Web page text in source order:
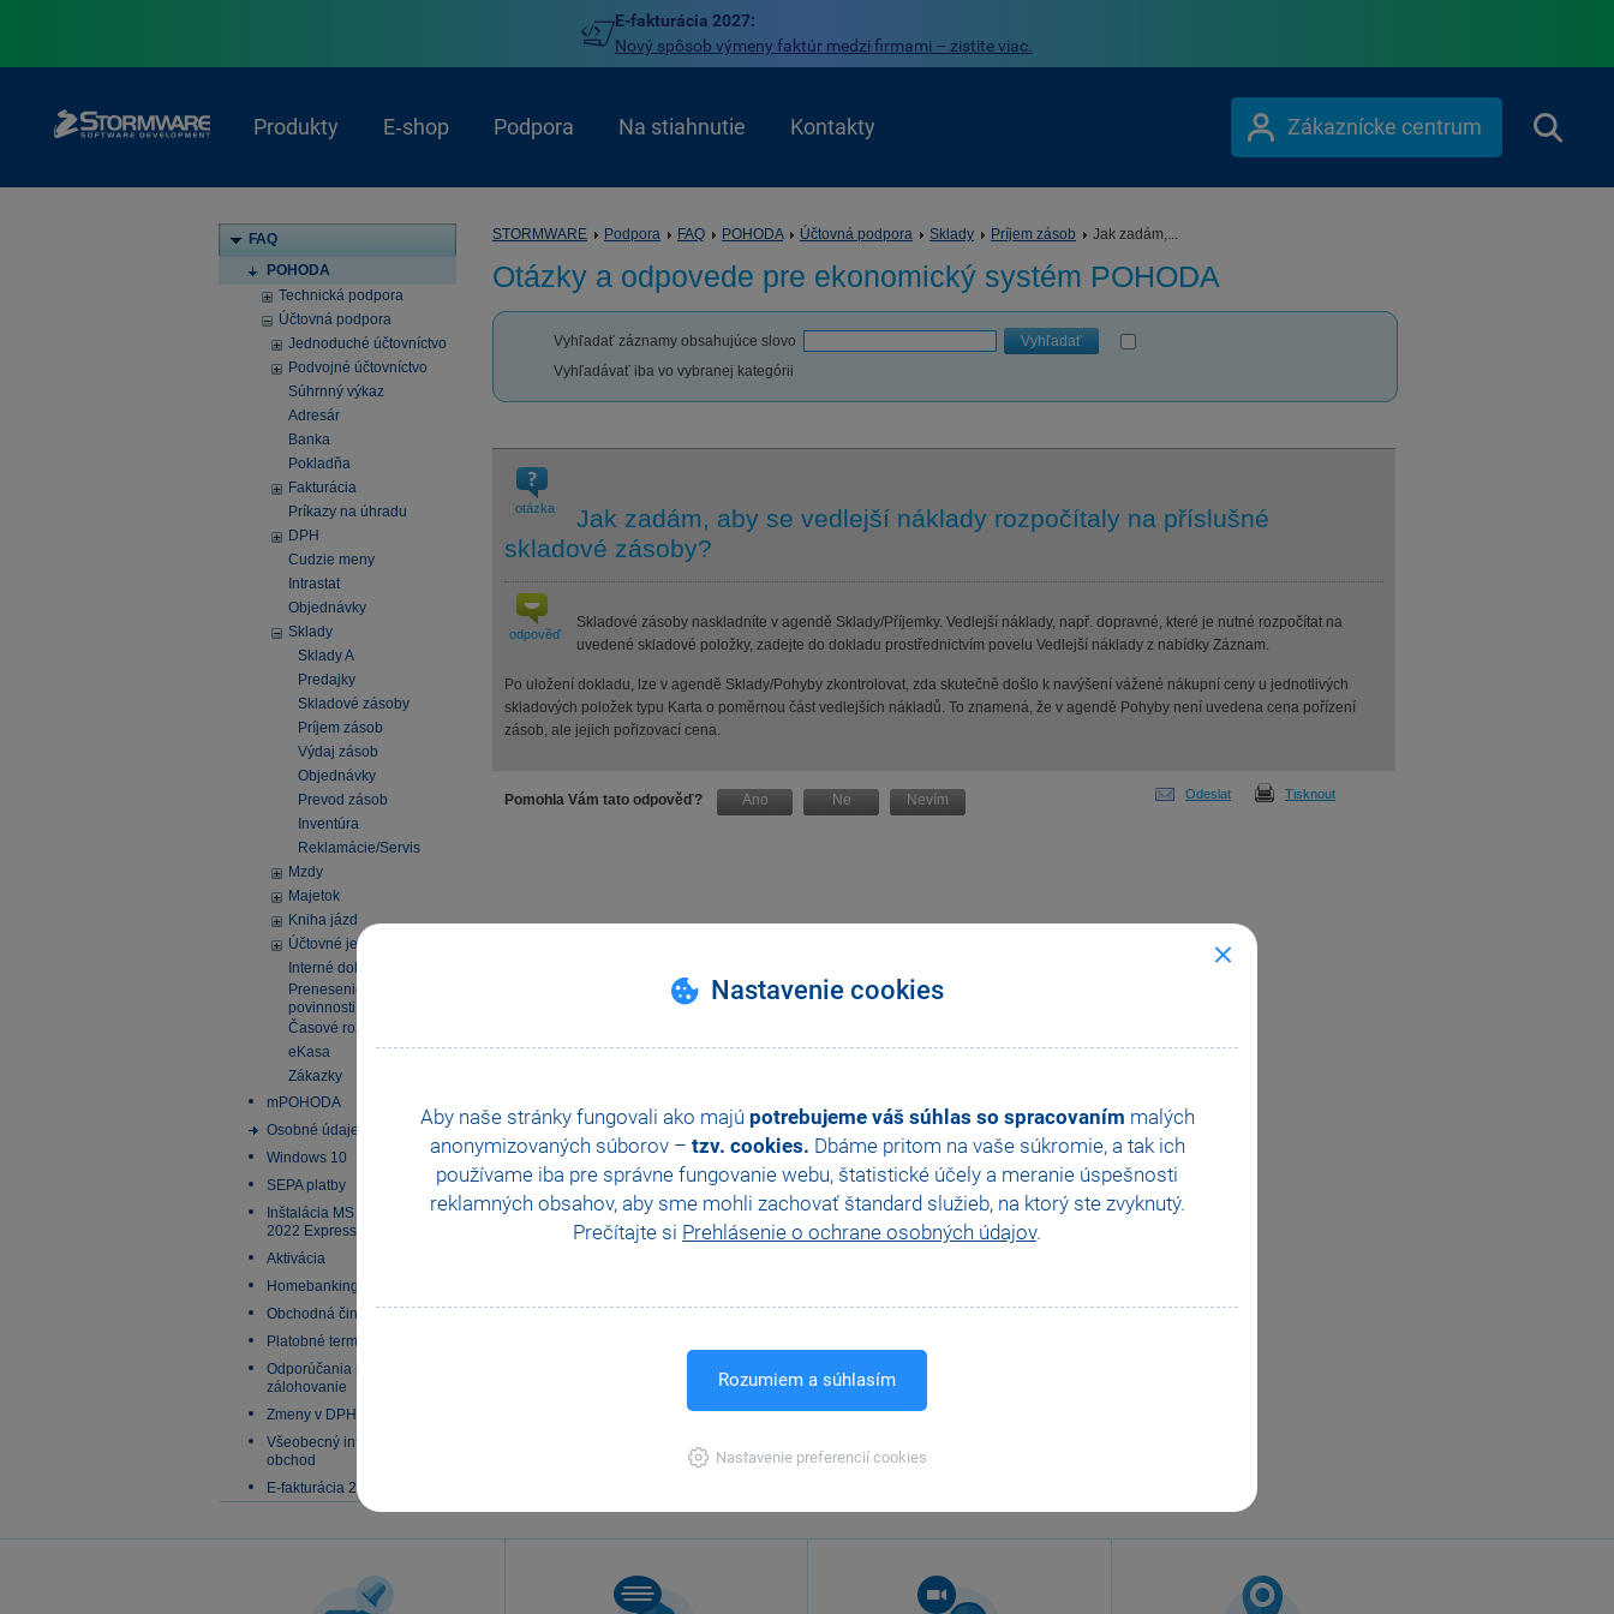
Nastavenie cookies
Aby naše stránky fungovali ako majú potrebujeme váš súhlas so spracovaním malých
anonymizovaných súborov – tzv. cookies. Dbáme pritom na vaše súkromie, a tak ich
používame iba pre správne fungovanie webu, štatistické účely a meranie úspešnosti
reklamných obsahov, aby sme mohli zachovať štandard služieb, na ktorý ste zvyknutý.
Prečítajte si Prehlásenie o ochrane osobných údajov.
Rozumiem a súhlasím
Nastavenie preferencií cookies
E-fakturácia 2027:
Nový spôsob výmeny faktúr medzi firmami – zistite viac.
Produkty E‑shop Podpora Na stiahnutie Kontakty Zákaznícke centrum
FAQ
POHODA
Technická podpora
Účtovná podpora
Jednoduché účtovníctvo
Podvojné účtovníctvo
Súhrnný výkaz
Adresár
Banka
Pokladňa
Fakturácia
Príkazy na úhradu
DPH
Cudzie meny
Intrastat
Objednávky
Sklady
Sklady A
Predajky
Skladové zásoby
Príjem zásob
Výdaj zásob
Objednávky
Prevod zásob
Inventúra
Reklamácie/Servis
Mzdy
Majetok
Kniha jázd
Účtovné jednotky
Interné doklady
Prenesenie daňovej
povinnosti
Časové rozlíšenie
eKasa
Zákazky
mPOHODA
Osobné údaje
Windows 10
SEPA platby
Inštalácia MS SQL Server
2022 Express
Aktivácia
Homebanking
Obchodná činnosť
Platobné terminály
Odporúčania pre
zálohovanie
Zmeny v DPH od 1.1.2025
Všeobecný internetový
obchod
E-fakturácia 2027
STORMWARE Podpora FAQ POHODA Účtovná podpora Sklady Príjem zásob Jak zadám,...
Otázky a odpovede pre ekonomický systém POHODA
Vyhľadať záznamy obsahujúce slovo
Vyhľadať
Vyhľadávať iba vo vybranej kategórii
otázka
Jak zadám, aby se vedlejší náklady rozpočítaly na příslušné
skladové zásoby?
odpověď
Skladové zásoby naskladníte v agendě Sklady/Příjemky. Vedlejší náklady, např. dopravné, které je nutné rozpočítat na
uvedené skladové položky, zadejte do dokladu prostřednictvím povelu Vedlejší náklady z nabídky Záznam.
Po uložení dokladu, lze v agendě Sklady/Pohyby zkontrolovat, zda skutečně došlo k navýšení vážené nákupní ceny u jednotlivých
skladových položek typu Karta o poměrnou část vedlejších nákladů. To znamená, že v agendě Pohyby není uvedena cena pořízení
zásob, ale jejich pořizovací cena.
Pomohla Vám tato odpověď? Ano Ne Nevím Odeslat Tisknout